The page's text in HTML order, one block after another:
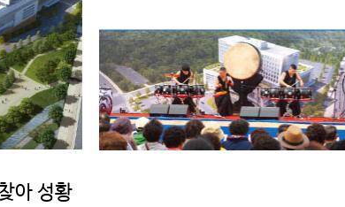
아 성황